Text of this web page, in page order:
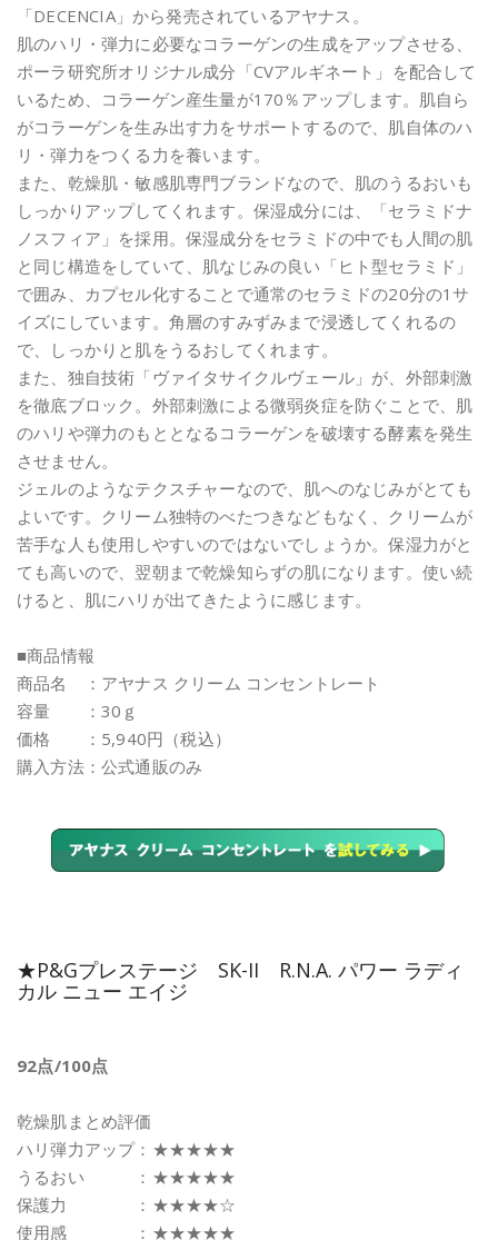
「DECENCIA」から発売されているアヤナス。
肌のハリ・弾力に必要なコラーゲンの生成をアップさせる、
ポーラ研究所オリジナル成分「CVアルギネート」を配合して
いるため、コラーゲン産生量が170％アップします。肌自ら
がコラーゲンを生み出す力をサポートするので、肌自体のハ
リ・弾力をつくる力を養います。
また、乾燥肌・敏感肌専門ブランドなので、肌のうるおいも
しっかりアップしてくれます。保湿成分には、「セラミドナ
ノスフィア」を採用。保湿成分をセラミドの中でも人間の肌
と同じ構造をしていて、肌なじみの良い「ヒト型セラミド」
で囲み、カプセル化することで通常のセラミドの20分の1サ
イズにしています。角層のすみずみまで浸透してくれるの
で、しっかりと肌をうるおしてくれます。
また、独自技術「ヴァイタサイクルヴェール」が、外部刺激
を徹底ブロック。外部刺激による微弱炎症を防ぐことで、肌
のハリや弾力のもととなるコラーゲンを破壊する酵素を発生
させません。
ジェルのようなテクスチャーなので、肌へのなじみがとても
よいです。クリーム独特のべたつきなどもなく、クリームが
苦手な人も使用しやすいのではないでしょうか。保湿力がと
ても高いので、翌朝まで乾燥知らずの肌になります。使い続
けると、肌にハリが出てきたように感じます。
■商品情報
商品名 ：アヤナス クリーム コンセントレート
容量 ：30ｇ
価格 ：5,940円（税込）
購入方法：公式通販のみ
★P&Gプレステージ SK-II R.N.A. パワー ラディ
カル ニュー エイジ
92点/100点
乾燥肌まとめ評価
ハリ弾力アップ：★★★★★
うるおい ：★★★★★
保護力 ：★★★★☆
使用感 ：★★★★★